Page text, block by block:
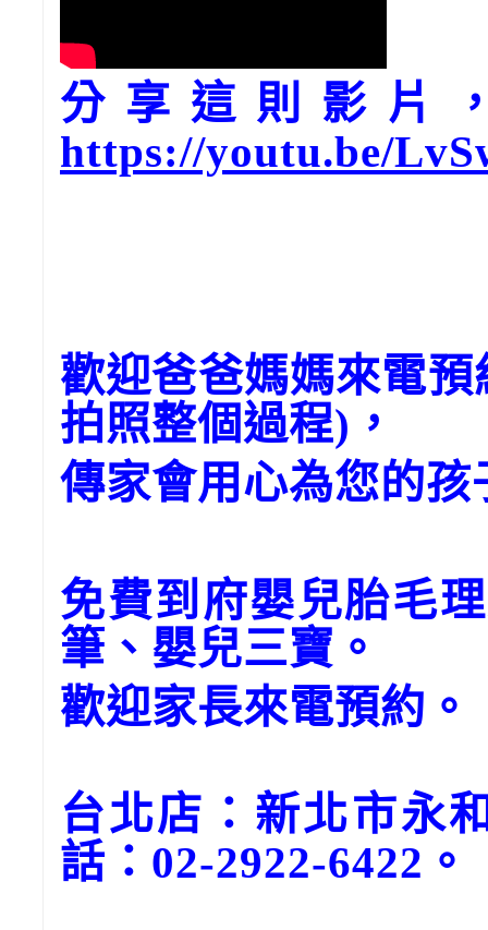
分享這則影片
https://youtu.be/
歡迎爸爸媽媽來電
拍照整個過程)，
傳家會用心為您的
免費到府嬰兒胎毛
筆、嬰兒三寶。
歡迎家長來電預約。
台北店：新北市永
話：02-2922-6422。